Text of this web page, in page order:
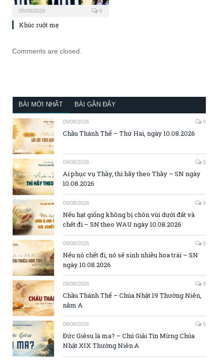
05/08/2026 0
Khúc ruột mẹ
Comments are closed.
BÀI MỚI NHẤT BÀI GẦN ĐÂY
09/08/2026 0
Chầu Thánh Thể – Thứ Hai, ngày 10.08.2026
09/08/2026 0
Ai phục vụ Thầy, thì hãy theo Thầy – SN ngày
10.08.2026
09/08/2026 0
Nếu hạt giống không bị chôn vùi dưới đất và
chết đi – SN theo WAU ngày 10.08.2026
09/08/2026 0
Nếu nó chết đi, nó sẽ sinh nhiều hoa trái – SN
ngày 10.08.2026
08/08/2026 0
Chầu Thánh Thể – Chúa Nhật 19 Thường Niên,
năm A
08/08/2026 0
Đức Giêsu là ma? – Chú Giải Tin Mừng Chúa
Nhật XIX Thường Niên A